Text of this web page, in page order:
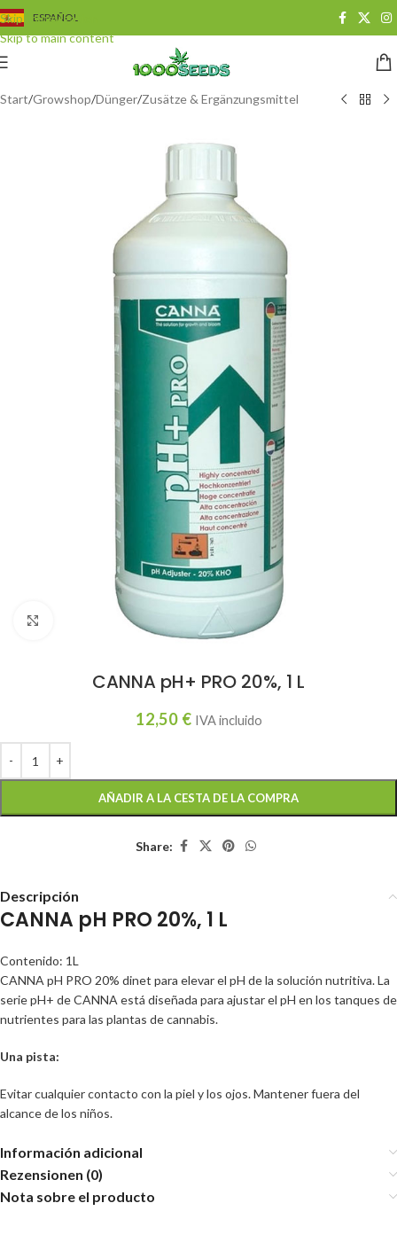
Skip to navigation
Skip to main content
ESPAÑOL
Start/Growshop/Dünger/Zusätze & Ergänzungsmittel
Haga clic para ampliar
CANNA pH+ PRO 20%, 1 L
12,50 € IVA incluido
AÑADIR A LA CESTA DE LA COMPRA
Share:
Descripción
CANNA pH PRO 20%, 1 L
Contenido: 1L
CANNA pH PRO 20% dinet para elevar el pH de la solución nutritiva. La
serie pH+ de CANNA está diseñada para ajustar el pH en los tanques de
nutrientes para las plantas de cannabis.
Una pista:
Evitar cualquier contacto con la piel y los ojos. Mantener fuera del
alcance de los niños.
Información adicional
Rezensionen (0)
Nota sobre el producto